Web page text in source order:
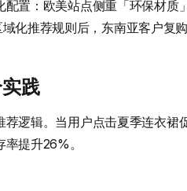
配置：欧美站点侧重「环保材
化推荐规则后，东南亚客户复购
践
荐逻辑。当用户点击夏季连衣
提升26%。